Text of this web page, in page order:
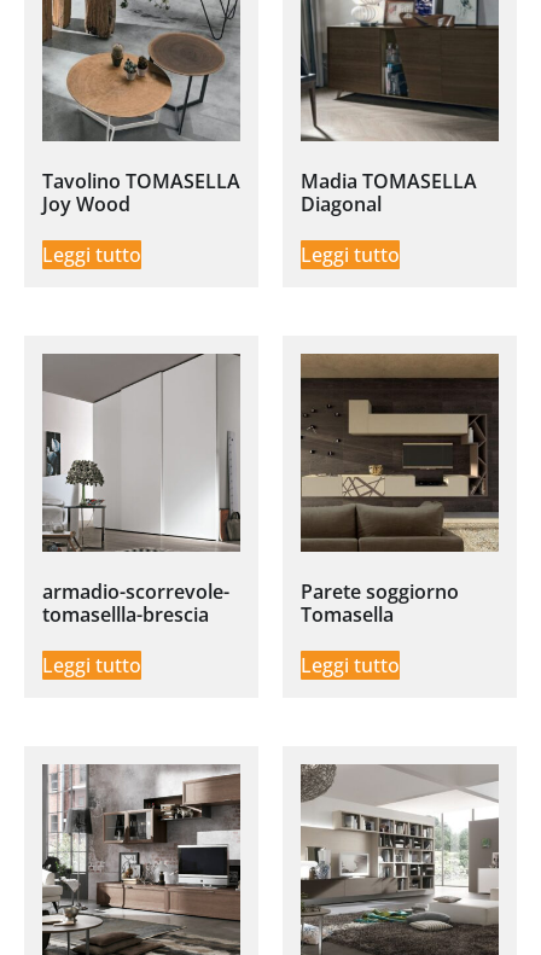
Tavolino TOMASELLA
Joy Wood
Leggi tutto
Madia TOMASELLA
Diagonal
Leggi tutto
armadio-scorrevole-
tomasellla-brescia
Leggi tutto
Parete soggiorno
Tomasella
Leggi tutto